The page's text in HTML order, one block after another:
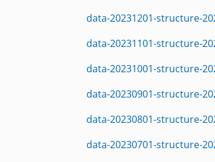
data-20231201-structure-
data-20231101-structure-
data-20231001-structure-
data-20230901-structure-
data-20230801-structure-
data-20230701-structure-